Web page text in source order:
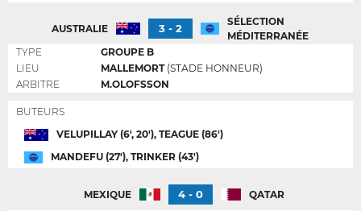
AUSTRALIE 3 - 2
SÉLECTION
MÉDITERRANÉE
TYPE
GROUPE B
LIEU
MALLEMORT(STADE HONNEUR)
ARBITRE
M.OLOFSSON
BUTEURS
VELUPILLAY (6', 20'), TEAGUE (86')
MANDEFU (27'), TRINKER (43')
MEXIQUE 4 - 0
QATAR